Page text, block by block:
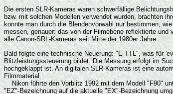
Die ersten SLR-Kameras waren schwerfällige
bzw. mit solchen Modellen verwendet wurden, brachten
konnte man durch die Blendenvorwahl nur bestimmen,
messen, genauer: das von der Filmebene reflektierte
alle Canon-SRL-Kameras seit Mitte der 1980er Jahre.
Bald folgte eine technische Neuerung: "E-TTL", was für
Blitzleistungssteuerung bildet. Die Messung erfolgt im
hochgeklappt ist. An digitalen SLR-Kameras ist eine
Filmmaterial.
Nikon führte den Vorblitz 1992 mit dem Modell "F90"
"EZ"-Bezeichnung auf die aktuelle "EX"-Bezeichnung